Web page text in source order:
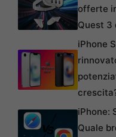
offerte
Quest 3
iPhone
iPhone:
Quale